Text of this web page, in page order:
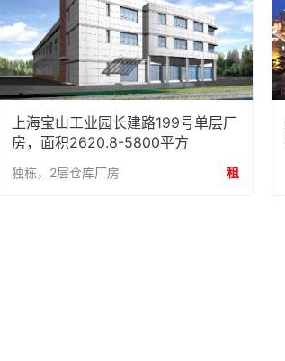
上海宝山工业园长建路199号单层厂
房，面积2620.8-5800平方
独栋，2层仓库厂房 租